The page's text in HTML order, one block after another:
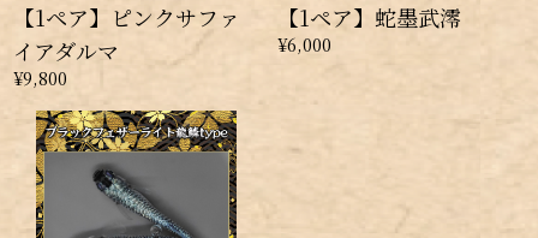
【1ペア】ピンクサファ
イアダルマ
¥9,800
【1ペア】蛇墨武澪
¥6,000